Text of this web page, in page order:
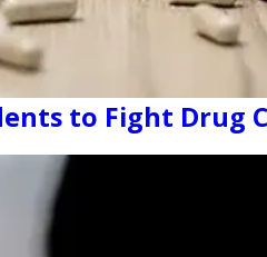
to Fight Drug